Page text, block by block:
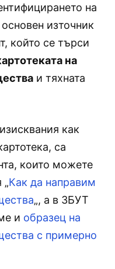
на
източник
който се търси
на
и тяхната
как
са
които можете
„Как да направим
„, а в ЗБУТ
и образец на
с примерно